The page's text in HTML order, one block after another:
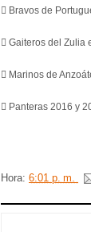
 Bravos de
 Gaiteros del Zulia
 Marinos de
 Panteras 2016 y
Hora: 6:01 p. m.